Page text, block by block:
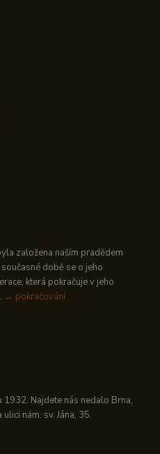
založena naším pradědem
době se o jeho
která pokračuje v jeho
→ pokračování
Najdete nás nedalo Brna,
nám. sv. Jána, 35.